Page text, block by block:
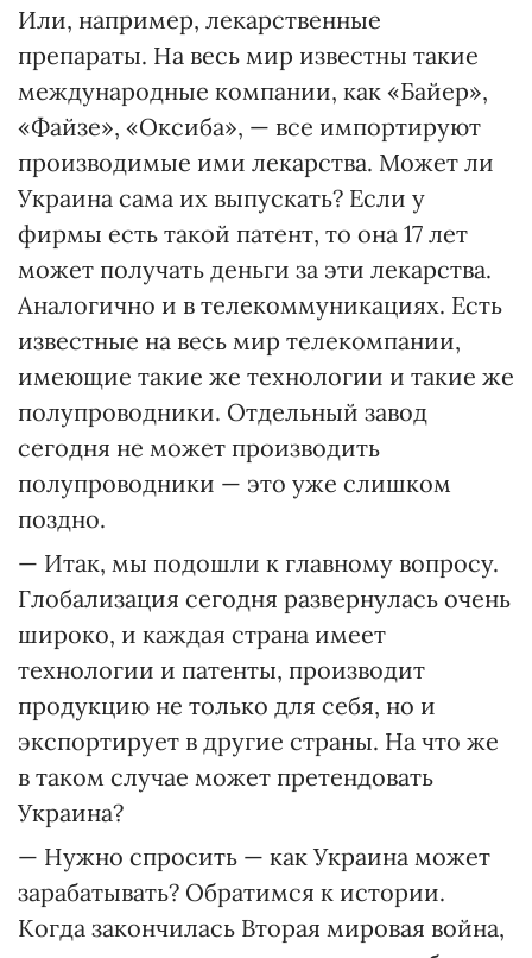
Или, например, лекарственные
препараты. На весь мир известны такие
международные компании, как «Байер»,
«Файзе», «Оксиба», — все импортируют
производимые ими лекарства. Может ли
Украина сама их выпускать? Если у
фирмы есть такой патент, то она 17 лет
может получать деньги за эти лекарства.
Аналогично и в телекоммуникациях. Есть
известные на весь мир телекомпании,
имеющие такие же технологии и такие же
полупроводники. Отдельный завод
сегодня не может производить
полупроводники — это уже слишком
поздно.
— Итак, мы подошли к главному вопросу.
Глобализация сегодня развернулась очень
широко, и каждая страна имеет
технологии и патенты, производит
продукцию не только для себя, но и
экспортирует в другие страны. На что же
в таком случае может претендовать
Украина?
— Нужно спросить — как Украина может
зарабатывать? Обратимся к истории.
Когда закончилась Вторая мировая война,